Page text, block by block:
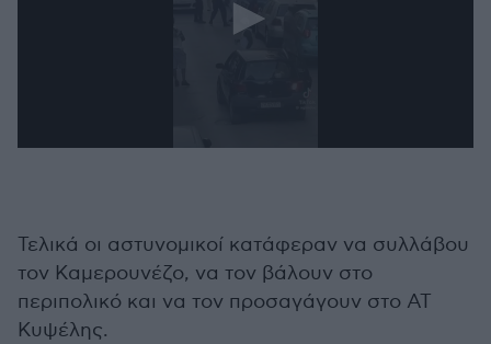
33
Τελικά οι αστυνομικοί κατάφεραν να συλλάβου
τον Καμερουνέζο, να τον βάλουν στο
περιπολικό και να τον προσαγάγουν στο ΑΤ
Κυψέλης.